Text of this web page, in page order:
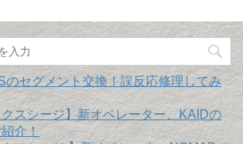
のセグメント交換！誤反応修理してみ
クスシージ】新オペレーター、KAIDの
介！